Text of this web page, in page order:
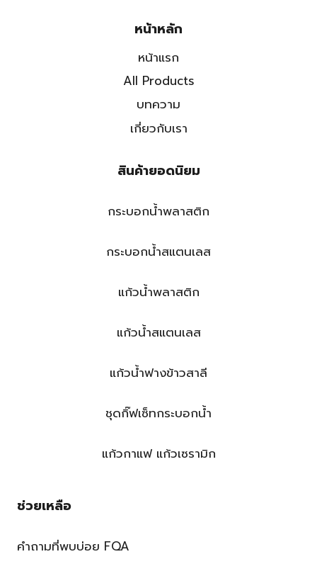
หน้าหลัก
หน้าแรก
All Products
บทความ
เกี่ยวกับเรา
สินค้ายอดนิยม
กระบอกน้ำพลาสติก
กระบอกน้ำสแตนเลส
แก้วน้ำพลาสติก
แก้วน้ำสแตนเลส
แก้วน้ำฟางข้าวสาลี
ชุดกิ๊ฟเซ็ทกระบอกน้ำ
แก้วกาแฟ แก้วเซรามิก
ช่วยเหลือ
คำถามที่พบบ่อย FQA